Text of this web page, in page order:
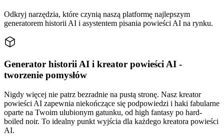
Odkryj narzędzia, które czynią naszą platformę najlepszym
generatorem historii AI i asystentem pisania powieści AI na rynku.
Generator historii AI i kreator powieści AI -
tworzenie pomysłów
Nigdy więcej nie patrz bezradnie na pustą stronę. Nasz kreator
powieści AI zapewnia niekończące się podpowiedzi i haki fabularne
oparte na Twoim ulubionym gatunku, od high fantasy po hard-
boiled noir. To idealny punkt wyjścia dla każdego kreatora powieści
AI.